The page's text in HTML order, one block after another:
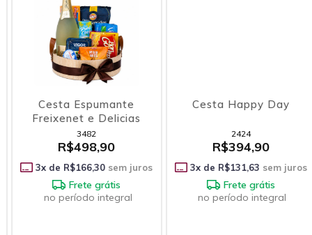
Cesta Espumante
Freixenet e Delicias
3482
R$498,90
3 x de R$166,30sem juros
Frete grátis
no período integral
Cesta Happy Day
2424
R$394,90
3 x de R$131,63sem juros
Frete grátis
no período integral